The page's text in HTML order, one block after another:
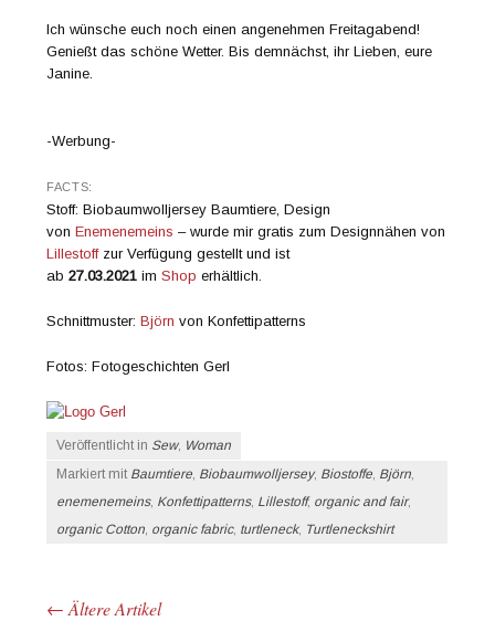
Ich wünsche euch noch einen angenehmen Freitagabend!
Genießt das schöne Wetter. Bis demnächst, ihr Lieben, eure
Janine.
-Werbung-
FACTS:
Stoff: Biobaumwolljersey Baumtiere, Design
vonEnemenemeins – wurde mir gratis zum Designnähen von
Lillestoffzur Verfügung gestellt und ist
ab27.03.2021 imShop erhältlich.
Schnittmuster:Björn von Konfettipatterns
Fotos: Fotogeschichten Gerl
Veröffentlicht in Sew, Woman
Markiert mit Baumtiere Biobaumwolljersey, Biostoffe Björn
enemenemeins, Konfettipatterns, Lillestoff, organic and fair,
organic Cotton organic fabric, turtleneck, Turtleneckshirt
← Ältere Artikel